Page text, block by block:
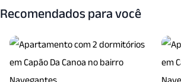
Recomendados para você